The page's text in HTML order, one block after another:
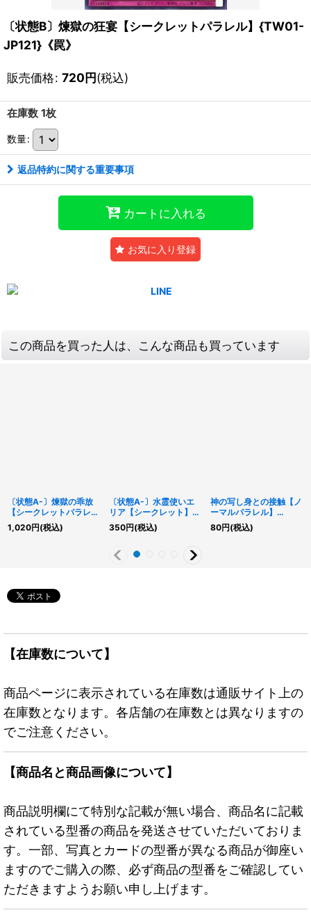
〔状態B〕煉獄の狂宴【シークレットパラレル】{TW01-
JP121}《罠》
販売価格: 720円(税込)
在庫数 1枚
数量:
返品特約に関する重要事項
カートに入れる
お気に入り登録
この商品を買った人は、こんな商品も買っています
〔状態A-〕煉獄の乖放
【シークレットパラレ
ル】{TW03-JP066}
《魔法》
1,020円(税込)
〔状態A-〕水霊使いエ
リア【シークレット】
{CH02-JP001}《モン
スター》
350円(税込)
神の写し身との接触【ノ
ーマルパラレル】
{TW03-JP082}《魔
法》
80円(税込)
【在庫数について】
商品ページに表示されている在庫数は通販サイト上の
在庫数となります。各店舗の在庫数とは異なりますの
でご注意ください。
【商品名と商品画像について】
商品説明欄にて特別な記載が無い場合、商品名に記載
されている型番の商品を発送させていただいておりま
す。一部、写真とカードの型番が異なる商品が御座い
ますのでご購入の際、必ず商品の型番をご確認してい
ただきますようお願い申し上げます。